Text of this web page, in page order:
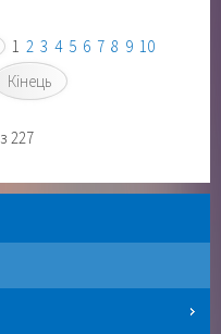
1 2 3 4 5 6 7 8 9 10
Кінець
227